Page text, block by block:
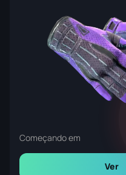
Começando em
Ver